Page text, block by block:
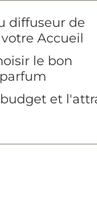
diffuseur de
Accueil
le bon
et